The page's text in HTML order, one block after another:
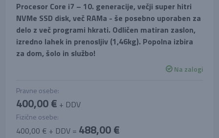
Procesor Core i7 – 10. generacije, večji super hitri
NVMe SSD disk, več RAMa - še posebno uporaben za
delo z več programi hkrati. Odličen matiran zaslon,
izredno lahek in prenosljiv (1,46kg). Popolna izbira
za dom, šolo in službo!
Na zalogi
Pravne osebe:
400,00 € + DDV
Fizične osebe:
400,00 € + DDV = 488,00 €